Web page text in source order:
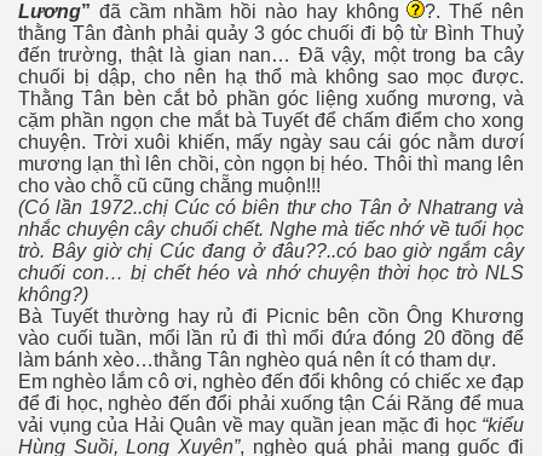
Lương” đã cầm nhầm hồi nào hay không
?. Thế nên
thằng Tân đành phải quảy 3 góc chuối đi bộ từ Bình Thuỷ
đến trường, thật là gian nan… Ðã vậy, một trong ba cây
chuối bị dập, cho nên hạ thổ mà không sao mọc được.
Thằng Tân bèn cắt bỏ phần góc liệng xuống mương, và
cặm phần ngọn che mắt bà Tuyết để chấm điểm cho xong
chuyện. Trời xuôi khiến, mấy ngày sau cái góc nằm dươí
mương lạn thì lên chồi, còn ngọn bị héo. Thôi thì mang lên
cho vào chỗ cũ cũng chẵng muộn!!!
(Có lần 1972..chị Cúc có biên thư cho Tân ở Nhatrang và
nhắc chuyện cây chuối chết. Nghe mà tiếc nhớ về tuổi học
trò. Bây giờ chị Cúc đang ở đâu??..có bao giờ ngắm cây
chuối con… bị chết héo và nhớ chuyện thời học trò NLS
không?)
Bà Tuyết thường hay rủ đi Picnic bên cồn Ông Khương
vào cuối tuần, mổi lần rủ đi thì mổi đứa đóng 20 đồng để
làm bánh xèo…thằng Tân nghèo quá nên ít có tham dự.
Em nghèo lắm cô ơi, nghèo đến đổi không có chiếc xe đạp
để đi học, nghèo đến đổi phải xuống tận Cái Răng để mua
vải vụng của Hải Quân về may quần jean mặc đi học “kiểu
Hùng Suồi, Long Xuyên”, nghèo quá phải mang guốc đi
mất
BÈ